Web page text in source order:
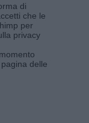
di
che le
per
privacy
delle